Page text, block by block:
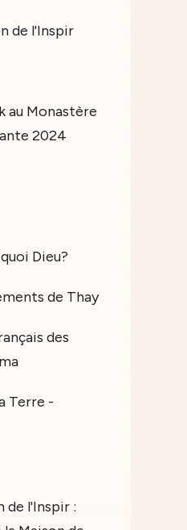
de l'Inspir
au Monastère
2024
Dieu?
de Thay
des
Terre -
de l'Inspir :